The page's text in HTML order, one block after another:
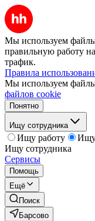
Мы используем
правильную работу
трафик.
Правила
Мы используем
файлов cookie
Понятно
Ищу сотрудника
Ищу работу
Ищу
Ищу сотрудника
Сервисы
Помощь
Ещё
Поиск
Барсово